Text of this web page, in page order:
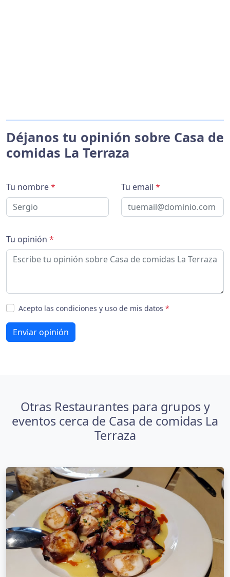
Déjanos tu opinión sobre Casa de
comidas La Terraza
Tu nombre* Tu email *
Tu opinión *
Acepto las condiciones y uso de mis datos *
Enviar opinión
Otras Restaurantes para grupos y
eventos cerca de Casa de comidas La
Terraza